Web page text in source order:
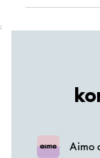
;
Aimo